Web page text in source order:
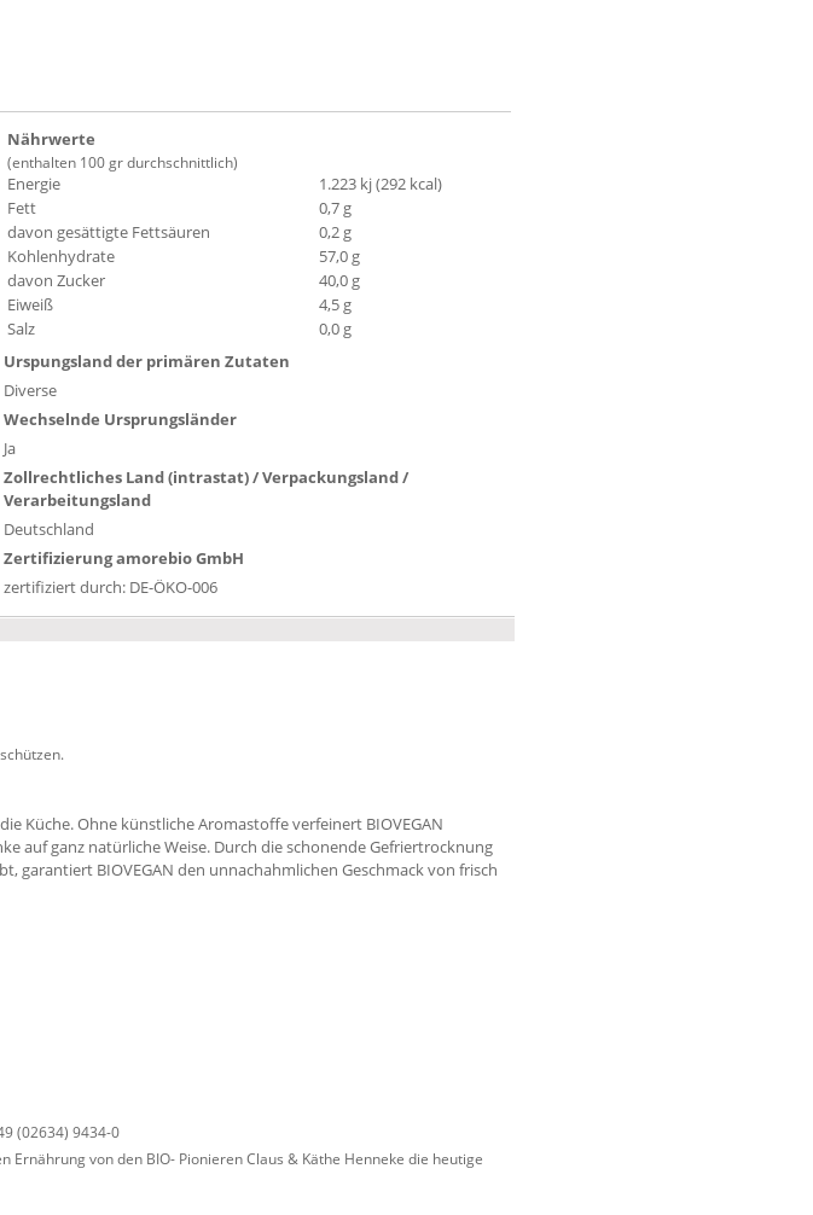
Nährwerte
(enthalten 100 gr durchschnittlich)
Energie
1.223 kj (292 kcal)
Fett
0,7 g
davon gesättigte Fettsäuren
0,2 g
Kohlenhydrate
57,0 g
davon Zucker
40,0 g
Eiweiß
4,5 g
Salz
0,0 g
Urspungsland der primären Zutaten
Diverse
Wechselnde Ursprungsländer
Ja
Zollrechtliches Land (intrastat) / Verpackungsland /
Verarbeitungsland
Deutschland
Zertifizierung amorebio GmbH
zertifiziert durch: DE-ÖKO-006
Küche. Ohne künstliche Aromastoffe verfeinert BIOVEGAN
auf ganz natürliche Weise. Durch die schonende Gefriertrocknung
garantiert BIOVEGAN den unnachahmlichen Geschmack von frisch
(02634) 9434-0
von den BIO- Pionieren Claus & Käthe Henneke die heutige